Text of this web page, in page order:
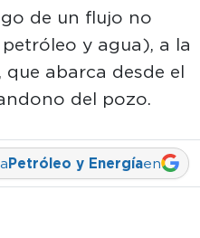
de un flujo no
y agua), a la
abarca desde el
del pozo.
Petróleo y Energíaen